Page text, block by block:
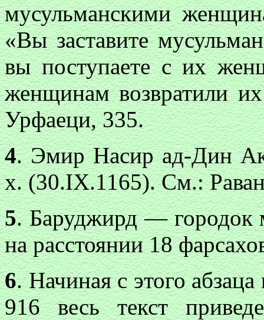
мусульманскими
«Вы заставите
вы поступаете с их
женщинам возвратили
Урфаеци, 335.
4. Эмир Насир ад-Дин
х. (30.IX.1165). См.:
5. Баруджирд —
на расстоянии 18
6. Начиная с этого
916 весь текст